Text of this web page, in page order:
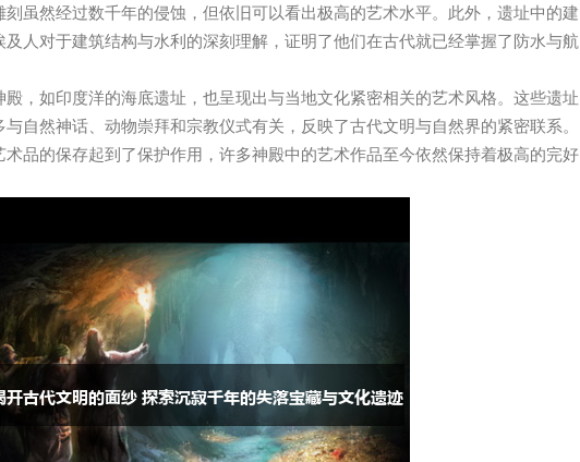
虽然经过数千年的侵蚀，但依旧可以看出极高的艺术水平。此外，遗址中的建
人对于建筑结构与水利的深刻理解，证明了他们在古代就已经掌握了防水与航
，如印度洋的海底遗址，也呈现出与当地文化紧密相关的艺术风格。这些遗址
自然神话、动物崇拜和宗教仪式有关，反映了古代文明与自然界的紧密联系。
品的保存起到了保护作用，许多神殿中的艺术作品至今依然保持着极高的完好